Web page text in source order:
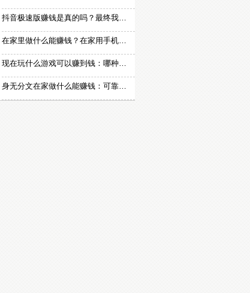
抖音极速版赚钱是真的吗？最终我还是放弃刷视频赚钱
在家里做什么能赚钱？在家用手机赚钱的方法
现在玩什么游戏可以赚到钱：哪种游戏赚钱比较快？
身无分文在家做什么能赚钱：可靠的在家赚钱方法